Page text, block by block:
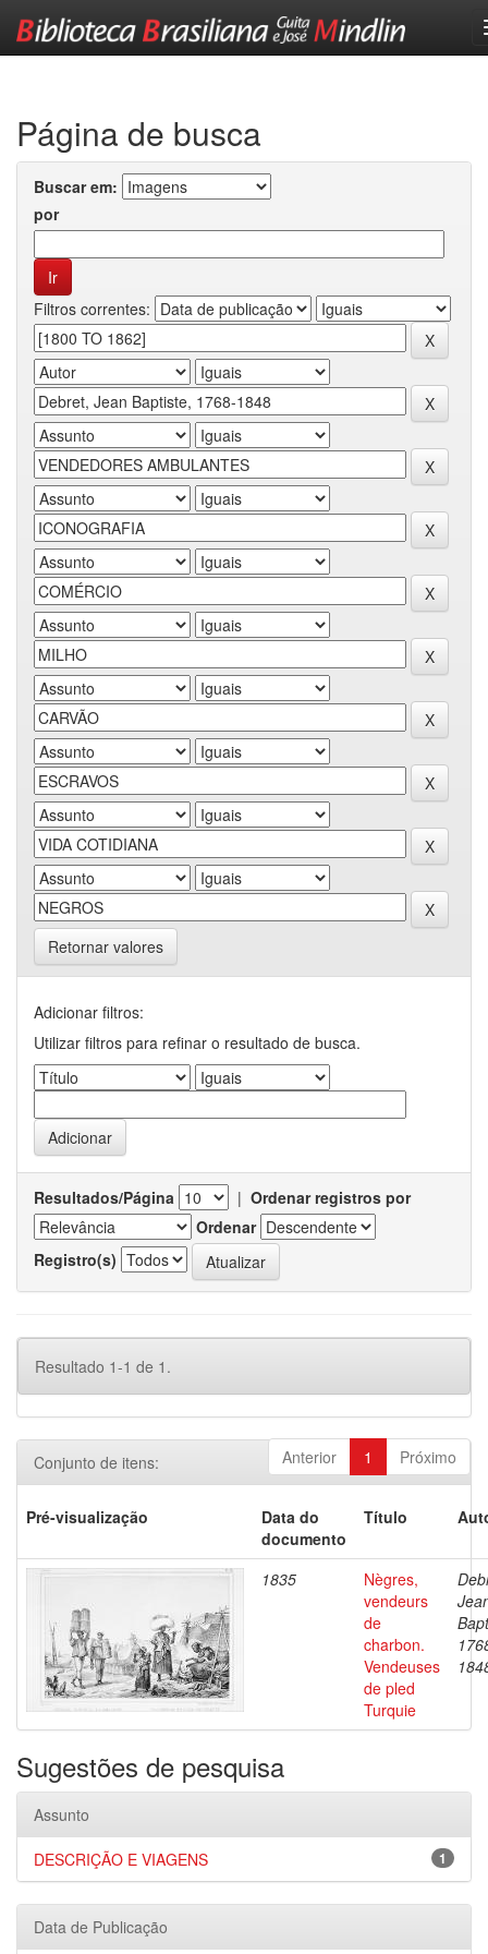
Página de busca
Buscar em:
por
Filtros correntes:
Retornar valores
Adicionar filtros:
Utilizar filtros para refinar o resultado de busca.
Resultados/Página | Ordenar registros por
Ordenar
Registro(s)
Resultado 1-1 de 1.
Anterior 1 Próximo
Conjunto de itens:
Pré-visualização
Data do
documento
Título
1835
Nègres,
vendeurs
de
charbon.
Vendeuses
de pled
Turquie
Sugestões de pesquisa
Assunto
1
DESCRIÇÃO E VIAGENS
Data de Publicação